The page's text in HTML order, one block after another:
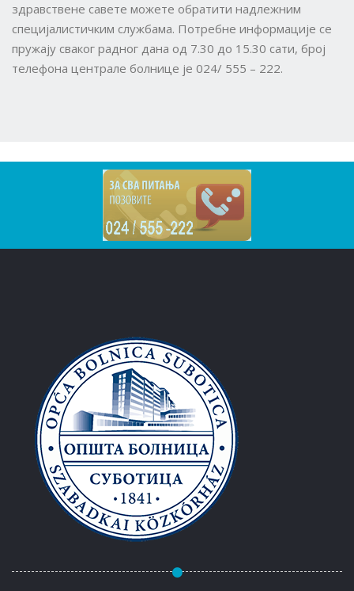
здравствене савете можете обратити надлежним
специјалистичким службама. Потребне информације се
пружају сваког радног дана од 7.30 до 15.30 сати, број
телефона централе болнице је 024/ 555 – 222.